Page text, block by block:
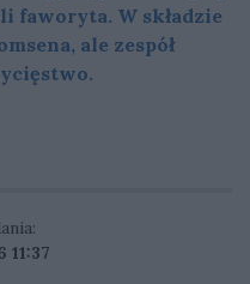
faworyta. W składzie
ale zespół
11:37